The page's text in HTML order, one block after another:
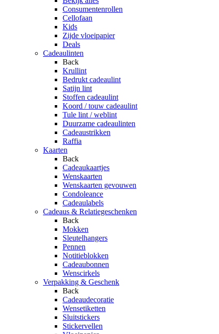
Consumentenrollen
Cellofaan
Kids
Zijde vloeipapier
Deals
Cadeaulinten
Back
Krullint
Bedrukt cadeaulint
Satijn lint
Stoffen cadeaulint
Koord / touw cadeaulint
Tule lint / weblint
Duurzame cadeaulinten
Cadeaustrikken
Raffia
Kaarten
Back
Cadeaukaartjes
Wenskaarten
Wenskaarten gevouwen
Condoleance
Cadeaulabels
Cadeaus & Relatiegeschenken
Back
Mokken
Sleutelhangers
Pennen
Notitieblokken
Cadeaubonnen
Wenscirkels
Verpakking & Geschenk
Back
Cadeaudecoratie
Wensetiketten
Sluitstickers
Stickervellen